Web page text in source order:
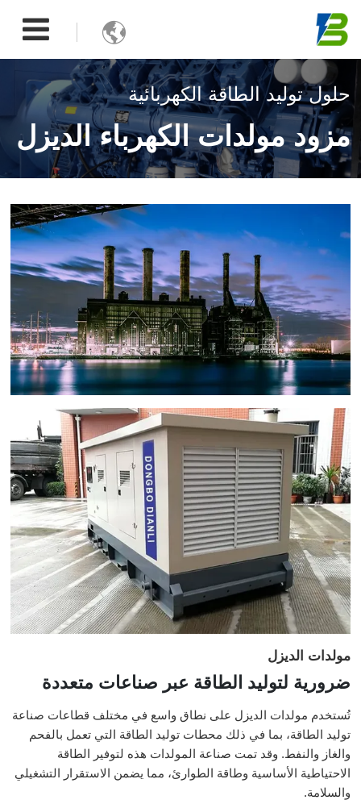

حلول توليد الطاقة الكهربائية
مزود مولدات الكهرباء الديزل
مولدات الديزل
ضرورية لتوليد الطاقة عبر صناعات متعددة
تُستخدم مولدات الديزل على نطاق واسع في مختلف قطاعات صناعة
توليد الطاقة، بما في ذلك محطات توليد الطاقة التي تعمل بالفحم
والغاز والنفط. وقد تمت صناعة المولدات هذه لتوفير الطاقة
الاحتياطية الأساسية وطاقة الطوارئ، مما يضمن الاستقرار التشغيلي
والسلامة.